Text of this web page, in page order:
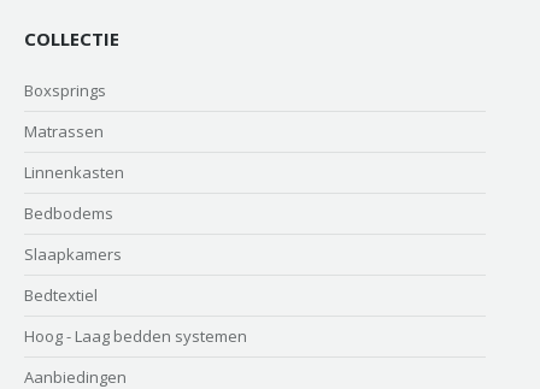
COLLECTIE
Boxsprings
Matrassen
Linnenkasten
Bedbodems
Slaapkamers
Bedtextiel
Hoog - Laag bedden systemen
Aanbiedingen